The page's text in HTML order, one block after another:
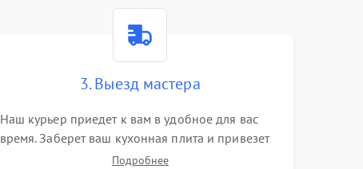
3. Выезд мастера
Наш курьер приедет к вам в удобное для вас
время. Заберет ваш кухонная плита и привезет
на склад для диагностики.
Подробнее